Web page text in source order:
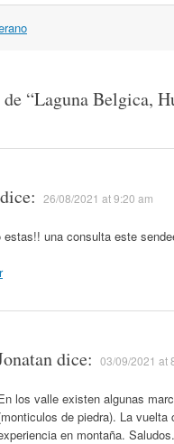
“Laguna Belgica,
dice: 26/08/2021 at 9:20 am
estas!! una consulta este
dice: 03/09/2021 at
los valle existen algunas
de piedra). La
en montaña. Saludos.